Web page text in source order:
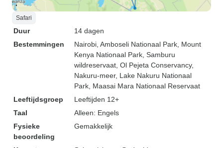
Safari
Duur
14 dagen
Bestemmingen
Nairobi , Amboseli Nationaal Park , Mount
Kenya Nationaal Park , Samburu
wildreservaat , Ol Pejeta Conservancy,
Nakuru-meer, Lake Nakuru Nationaal
Park , Maasai Mara Nationaal Reservaat
Leeftijdsgroep
Leeftijden 12+
Taal
Alleen: Engels
Fysieke
beoordeling
Gemakkelijk